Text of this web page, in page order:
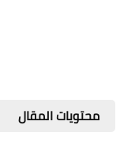
محتويات المقال